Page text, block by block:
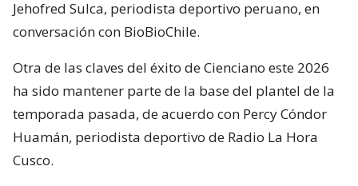
Jehofred Sulca, periodista deportivo peruano, en
conversación con BioBioChile.
Otra de las claves del éxito de Cienciano este 2026
ha sido mantener parte de la base del plantel de la
temporada pasada, de acuerdo con Percy Cóndor
Huamán, periodista deportivo de Radio La Hora
Cusco.